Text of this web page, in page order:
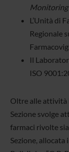
Monitoring
L’Unità di
Regionale
Il
ISO
Oltre alle attività
Sezione svolge
farmaci rivolte
Sezione,